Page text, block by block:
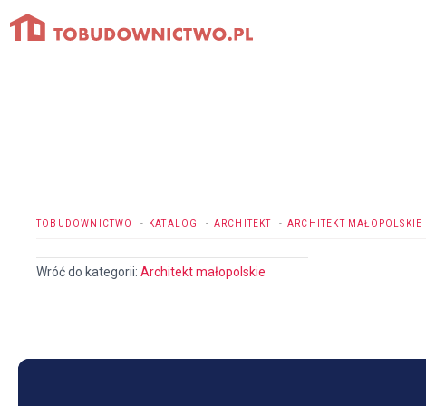
Przejdź
do
TOBUDOWNICTWO KATALOG ARCHITEKT ARCHITEKT MAŁOPOLSKIE
Wróć do kategorii: Architekt małopolskie